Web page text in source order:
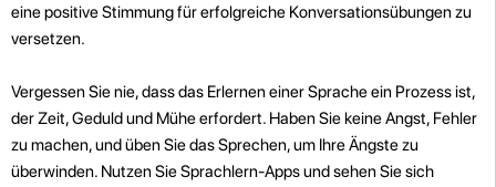
eine positive Stimmung für erfolgreiche Konversationsübungen zu
versetzen.
Vergessen Sie nie, dass das Erlernen einer Sprache ein Prozess ist,
der Zeit, Geduld und Mühe erfordert. Haben Sie keine Angst, Fehler
zu machen, und üben Sie das Sprechen, um Ihre Ängste zu
überwinden. Nutzen Sie Sprachlern-Apps und sehen Sie sich